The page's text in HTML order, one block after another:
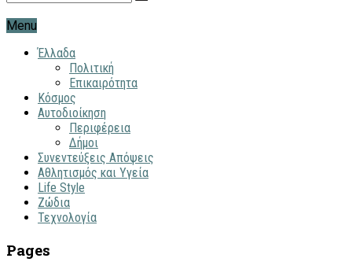
Menu
Έλλαδα
Πολιτική
Επικαιρότητα
Κόσμος
Αυτοδιοίκηση
Περιφέρεια
Δήμοι
Συνεντεύξεις Απόψεις
Αθλητισμός και Υγεία
Life Style
Ζώδια
Τεχνολογία
Pages